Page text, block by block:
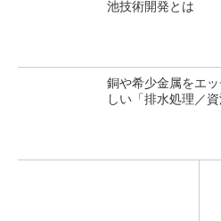
池技術開発とは
銅や希少金属をエ
しい「排水処理／資